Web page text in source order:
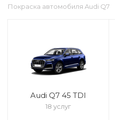
Покраска автомобиля Audi Q7
Audi Q7 45 TDI
18 услуг